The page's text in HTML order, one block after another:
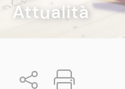
Attualità